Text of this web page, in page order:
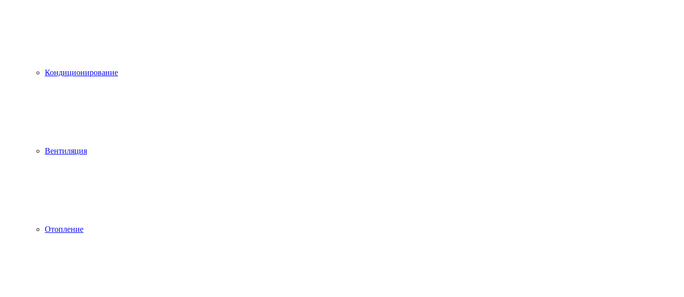
Кондиционирование
Вентиляция
Отопление